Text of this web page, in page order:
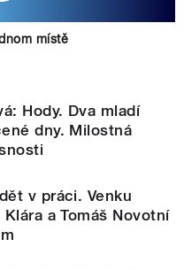
místě
Hody. Dva mladí
dny. Milostná
v práci. Venku
a Tomáš Novotní